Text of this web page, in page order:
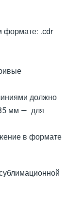
формате: .cdr
должно
мм — для
в формате